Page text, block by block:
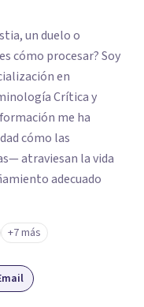
un duelo o
cómo procesar? Soy
en
Crítica y
me ha
cómo las
atraviesan la vida
adecuado
+7 más